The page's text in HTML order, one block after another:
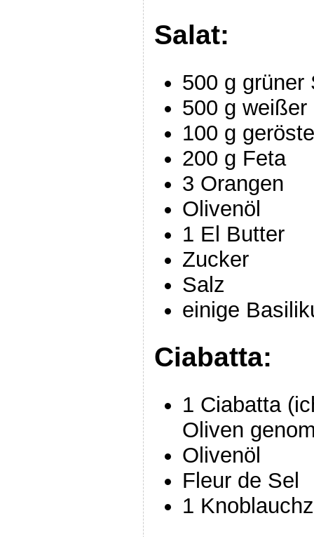
Salat:
500 g grüner
500 g weißer
100 g
200 g Feta
3 Orangen
Olivenöl
1 El Butter
Zucker
Salz
einige
Ciabatta:
1 Ciabatta
Oliven
Olivenöl
Fleur de Sel
1